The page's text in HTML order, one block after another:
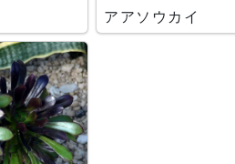
アアソウカイ